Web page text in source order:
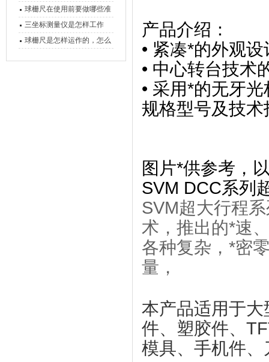
球栅尺在使用前要做哪些准
备工作？
三坐标测量仪是怎样工作
的，功能有什么优势？
球栅尺是怎样运作的，怎么
产品介绍：
• 紧凑*的外观
• 中心转台技术
• 采用*的无牙
规格型号及技术
图片*供参考，
SVM DCC系列
SVM超大行程
术，推出的*速
各种复杂，*密
量，
本产品适用于
件、塑胶件、
模具、手机件